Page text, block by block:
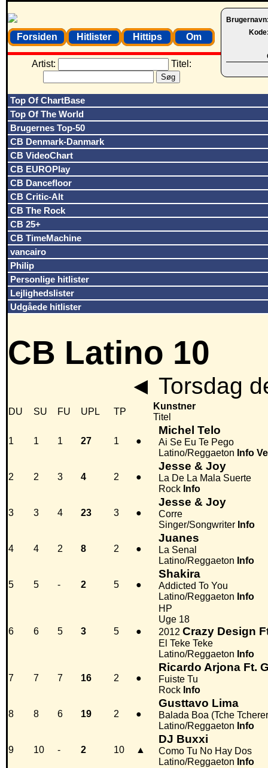
Forsiden Hitlister Hittips Om
Artist: Titel:
Top Of ChartBase
Top Of The World
Brugernes Top-50
CB Denmark-Danmark
CB VideoChart
CB EUROPlay
CB Dancefloor
CB Critic-Alt
CB The Rock
CB 25+
CB TimeMachine
vancairo
Philip
Personlige hitlister
Lejlighedslister
Udgåede hitlister
CB Latino 10
◄ Torsdag
DU SU FU UPL TP
Kunstner
Titel
1 1 1 27 1 ●
Michel Telo
Ai Se Eu Te Pego
Latino/Reggaeton Info
2 2 3 4 2 ●
Jesse & Joy
La De La Mala Suerte
Rock Info
3 3 4 23 3 ●
Jesse & Joy
Corre
Singer/Songwriter Info
4 4 2 8 2 ●
Juanes
La Senal
Latino/Reggaeton Info
5 5 - 2 5 ●
Shakira
Addicted To You
Latino/Reggaeton Info
6 6 5 3 5 ●
HP
Uge 18
2012 Crazy Design
El Teke Teke
Latino/Reggaeton Info
7 7 7 16 2 ●
Ricardo Arjona Ft.
Fuiste Tu
Rock Info
8 8 6 19 2 ●
Gusttavo Lima
Balada Boa (Tche
Latino/Reggaeton Info
9 10 - 2 10 ▲
DJ Buxxi
Como Tu No Hay Dos
Latino/Reggaeton Info